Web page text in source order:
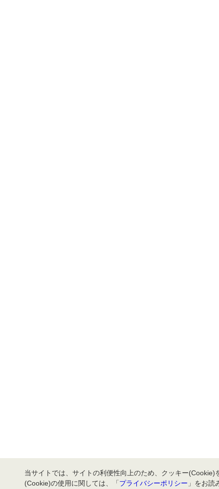
当サイトでは、サイトの利便性向上のため、クッキー
(Cookie)の使用に関しては、「プライバシーポリシー 」をお読